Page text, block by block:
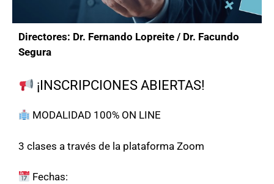
Directores: Dr. Fernando Lopreite / Dr. Facundo
Segura
¡INSCRIPCIONES ABIERTAS!
MODALIDAD 100% ON LINE
3 clases a través de la plataforma Zoom
Fechas: